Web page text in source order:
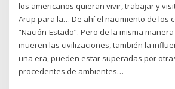
los americanos quieran vivir, trabajar y
Arup para la… De ahí el nacimiento de los
“Nación-Estado”. Pero de la misma
mueren las civilizaciones, también la
una era, pueden estar superadas por
procedentes de ambientes…